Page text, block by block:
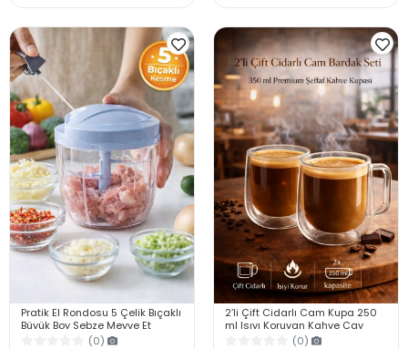
Pratik El Rondosu 5 Çelik Bıçaklı
Büyük Boy Sebze Meyve Et
Soğan Doğrayıcı Blender Rende
(0)
2’li Çift Cidarlı Cam Kupa 250
ml Isıyı Koruyan Kahve Çay
Fincanı Kulplu Espresso Cam
(0)